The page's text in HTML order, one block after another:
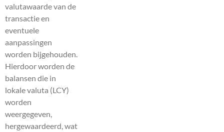
valutawaarde van de
transactie en
eventuele
aanpassingen
worden bijgehouden.
Hierdoor worden de
balansen die in
lokale valuta (LCY)
worden
weergegeven,
hergewaardeerd, wat